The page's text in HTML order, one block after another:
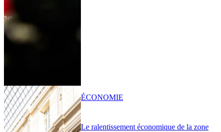
Le ralentissement économique de la zone
ÉCONOMIE